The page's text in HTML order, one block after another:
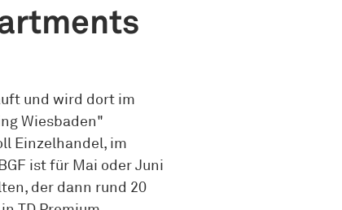
und wird dort im
Wiesbaden"
Einzelhandel, im
ist für Mai oder Juni
der dann rund 20